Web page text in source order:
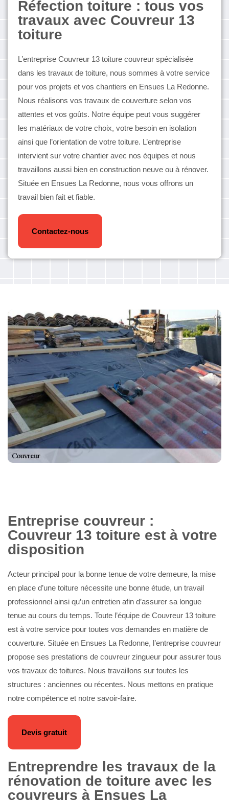
Réfection toiture : tous vos
travaux avec Couvreur 13
toiture
L’entreprise Couvreur 13 toiture couvreur spécialisée
dans les travaux de toiture, nous sommes à votre service
pour vos projets et vos chantiers en Ensues La Redonne.
Nous réalisons vos travaux de couverture selon vos
attentes et vos goûts. Notre équipe peut vous suggérer
les matériaux de votre choix, votre besoin en isolation
ainsi que l’orientation de votre toiture. L’entreprise
intervient sur votre chantier avec nos équipes et nous
travaillons aussi bien en construction neuve ou à rénover.
Située en Ensues La Redonne, nous vous offrons un
travail bien fait et fiable.
Contactez-nous
Entreprise couvreur :
Couvreur 13 toiture est à votre
disposition
Acteur principal pour la bonne tenue de votre demeure, la mise
en place d’une toiture nécessite une bonne étude, un travail
professionnel ainsi qu’un entretien afin d’assurer sa longue
tenue au cours du temps. Toute l’équipe de Couvreur 13 toiture
est à votre service pour toutes vos demandes en matière de
couverture. Située en Ensues La Redonne, l’entreprise couvreur
propose ses prestations de couvreur zingueur pour assurer tous
vos travaux de toitures. Nous travaillons sur toutes les
structures : anciennes ou récentes. Nous mettons en pratique
notre compétence et notre savoir-faire.
Devis gratuit
Entreprendre les travaux de la
rénovation de toiture avec les
couvreurs à Ensues La